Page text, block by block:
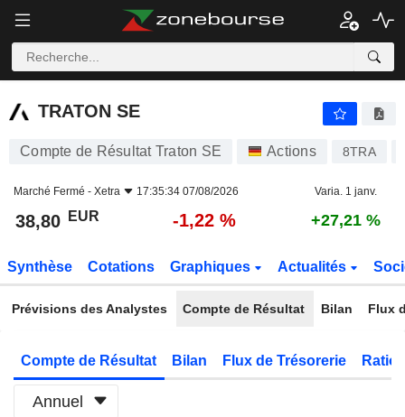
TRATON SE
TRATON SE
Compte de Résultat Traton SE Actions 8TRA
Marché Fermé - Xetra 17:35:34 07/08/2026 Varia. 1 janv.
38,80 EUR -1,22 % +27,21 %
Synthèse Cotations Graphiques Actualités
Prévisions des Analystes Compte de Résultat Bilan Flux
Compte de Résultat Bilan Flux de Trésorerie
Annuel